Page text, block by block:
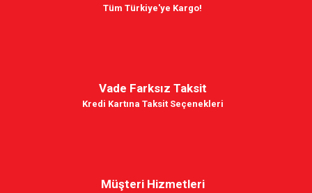
Tüm Türkiye'ye Kargo!
Vade Farksız Taksit
Kredi Kartına Taksit Seçenekleri
Müşteri Hizmetleri